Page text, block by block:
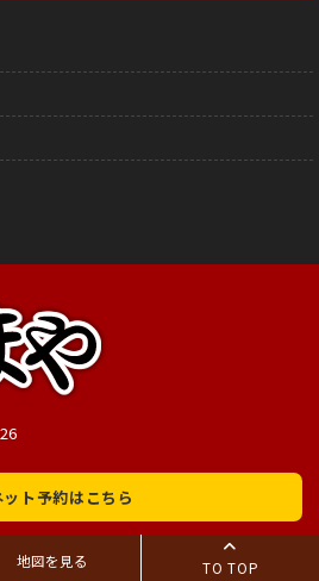
ット予約はこちら
地図を見る TO TOP